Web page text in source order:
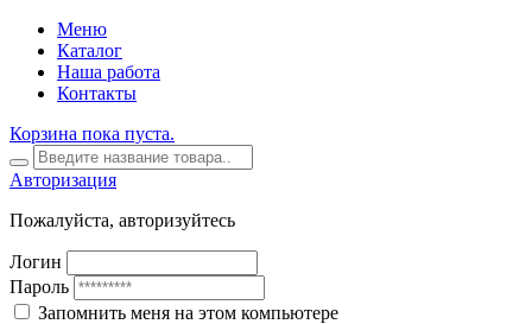
Меню
Каталог
Наша работа
Контакты
Корзина пока пуста.
Авторизация
Пожалуйста, авторизуйтесь
Логин
Пароль
Запомнить меня на этом компьютере